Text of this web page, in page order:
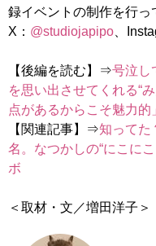
録イベントの制作を行っ
X： @studiojapipo 、
【後編を読む】⇒号泣し
を思い出させてくれる“
点があるからこそ魅力的
【関連記事】⇒知ってた
名。なつかしの“にこに
ボ
＜取材・文／増田洋子＞